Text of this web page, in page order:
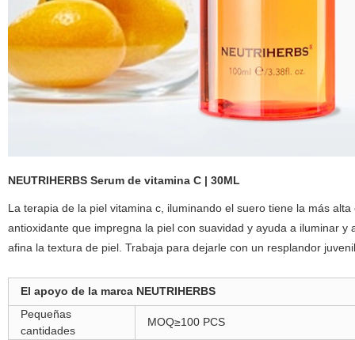
NEUTRIHERBS Serum de vitamina C | 30ML
La terapia de la piel vitamina c, iluminando el suero tiene la más
antioxidante que impregna la piel con suavidad y ayuda a iluminar
afina la textura de piel. Trabaja para dejarle con un resplandor
El apoyo de la marca NEUTRIHERBS
Pequeñas
cantidades
MOQ≥100 PCS